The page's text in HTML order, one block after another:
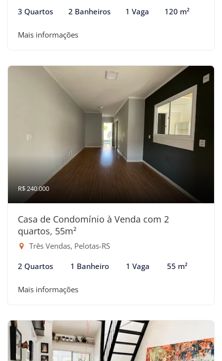
3 Quartos 2 Banheiros 1 Vaga 120 m²
Mais informações
R$ 240.000
Casa de Condomínio à Venda com 2
quartos, 55m²
Três Vendas, Pelotas-RS
2 Quartos 1 Banheiro 1 Vaga 55 m²
Mais informações